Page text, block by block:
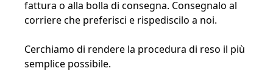
fattura o alla bolla di consegna. Consegnalo al
corriere che preferisci e rispediscilo a noi.
Cerchiamo di rendere la procedura di reso il più
semplice possibile.